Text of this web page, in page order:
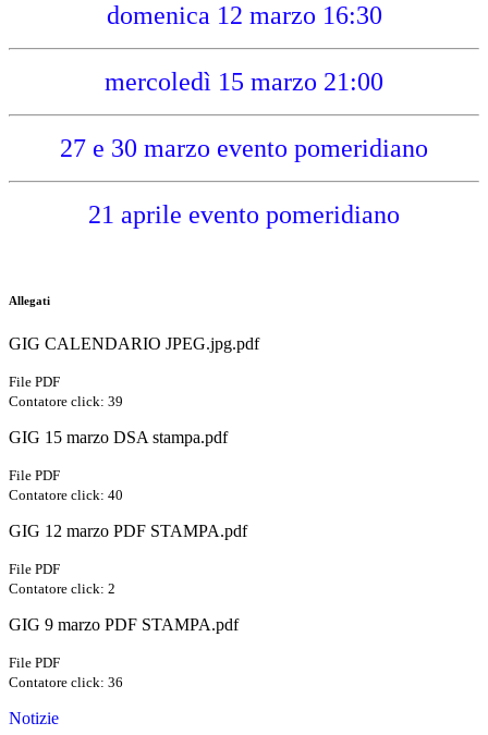
domenica 12 marzo 16:30
mercoledì 15 marzo 21:00
27 e 30 marzo evento pomeridiano
21 aprile evento pomeridiano
Allegati
GIG CALENDARIO JPEG.jpg.pdf
File PDF
Contatore click: 39
GIG 15 marzo DSA stampa.pdf
File PDF
Contatore click: 40
GIG 12 marzo PDF STAMPA.pdf
File PDF
Contatore click: 2
GIG 9 marzo PDF STAMPA.pdf
File PDF
Contatore click: 36
Notizie